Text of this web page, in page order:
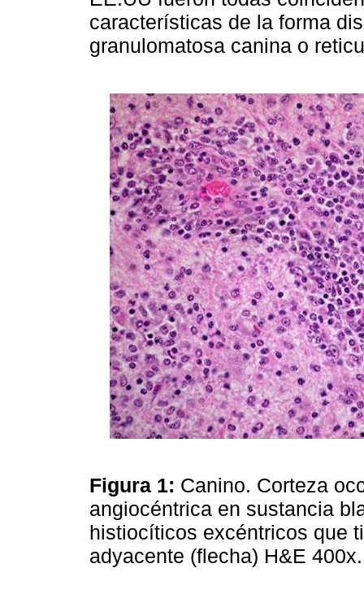
características de la forma
granulomatosa canina o
Figura 1: Canino. Corteza
angiocéntrica en sustancia
histiocíticos excéntricos que
adyacente (flecha) H&E